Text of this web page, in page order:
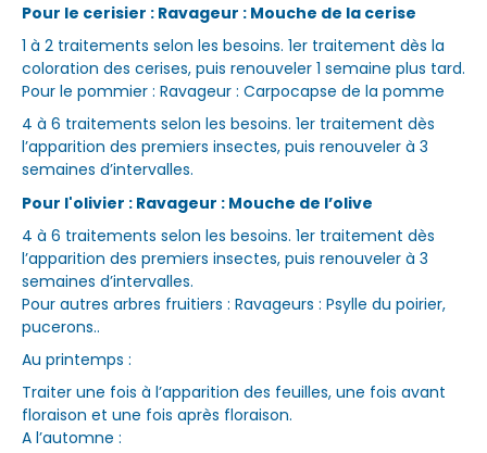
Pour le cerisier : Ravageur : Mouche de la cerise
1 à 2 traitements selon les besoins. 1er traitement dès la
coloration des cerises, puis renouveler 1 semaine plus tard.
Pour le pommier : Ravageur : Carpocapse de la pomme
4 à 6 traitements selon les besoins. 1er traitement dès
l’apparition des premiers insectes, puis renouveler à 3
semaines d’intervalles.
Pour l'olivier : Ravageur : Mouche de l’olive
4 à 6 traitements selon les besoins. 1er traitement dès
l’apparition des premiers insectes, puis renouveler à 3
semaines d’intervalles.
Pour autres arbres fruitiers : Ravageurs : Psylle du poirier,
pucerons..
Au printemps :
Traiter une fois à l’apparition des feuilles, une fois avant
floraison et une fois après floraison.
A l’automne :